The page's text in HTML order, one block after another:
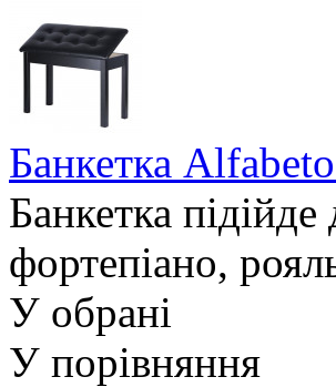
Банкетка
Банкетка
фортепіано,
У обрані
У порівняння